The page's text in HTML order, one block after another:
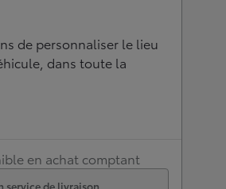
de personnaliser le lieu
dans toute la
en achat comptant
service de livraison